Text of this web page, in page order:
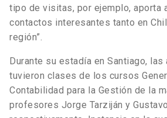
tipo de visitas, por ejemplo, aporta
contactos interesantes tanto en
región”.
Durante su estadía en Santiago, las
tuvieron clases de los cursos
Contabilidad para la Gestión de la
profesores Jorge Tarziján y